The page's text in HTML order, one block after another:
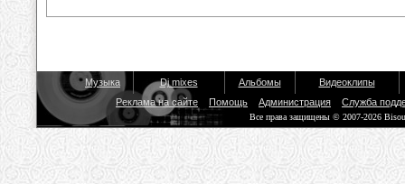
Музыка Dj mixes Альбомы
Видеоклипы
Реклама на сайте
Помощь Администрация Служба
Все права защищены © 2007-2026